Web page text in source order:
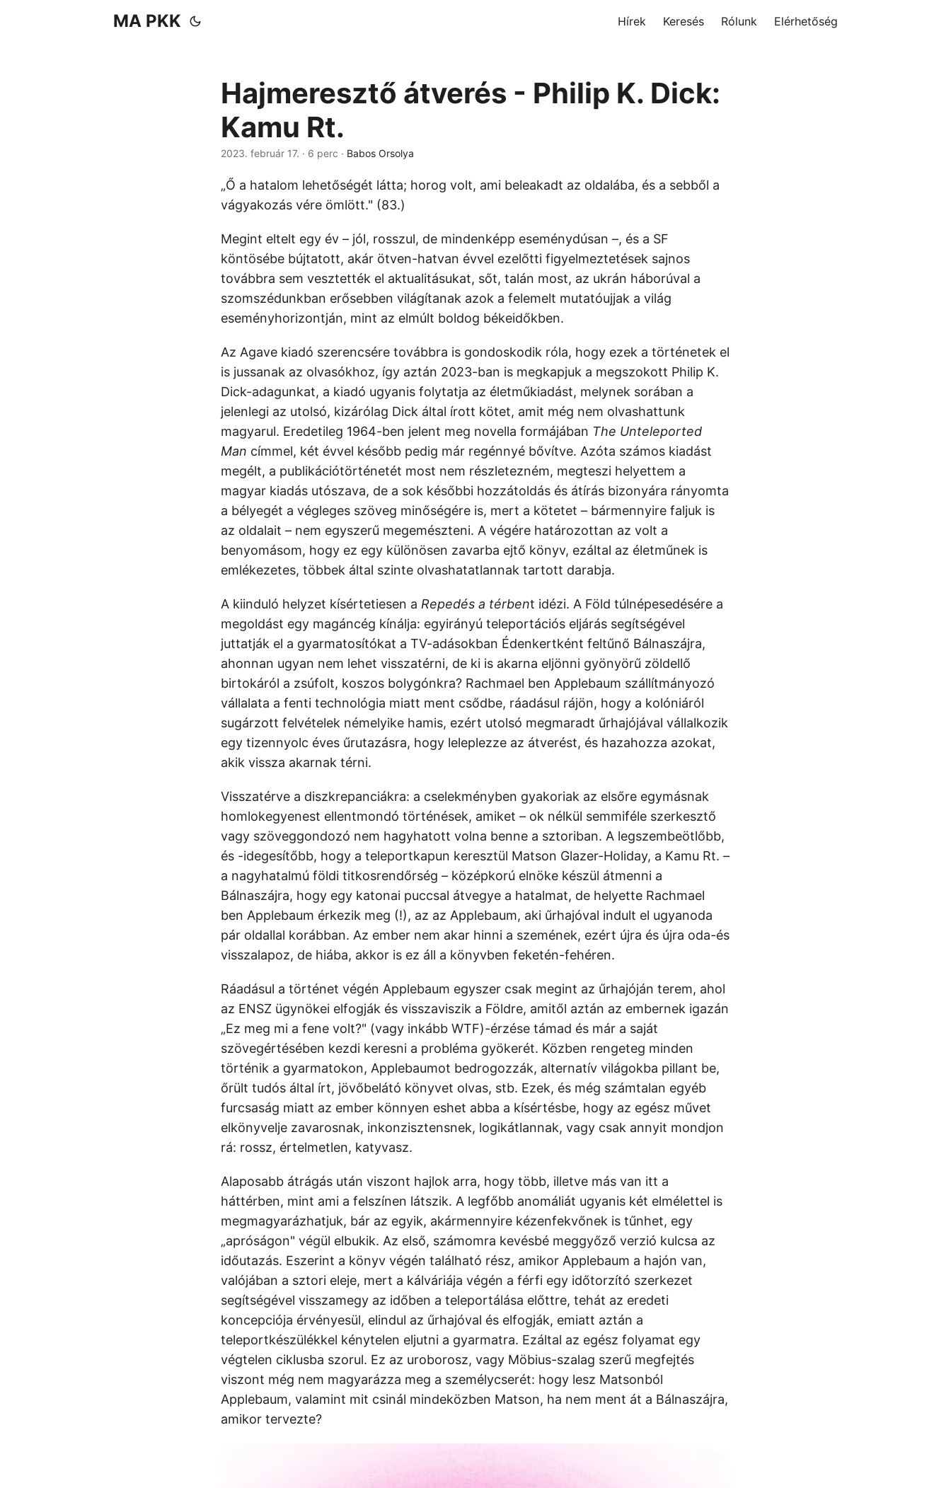
MA PKK Hírek Keresés Rólunk Elérhetőség
Hajmeresztő átverés - Philip K. Dick:
Kamu Rt.
2023. február 17. · 6 perc · Babos Orsolya
„Ő a hatalom lehetőségét látta; horog volt, ami beleakadt az oldalába, és a sebből a
vágyakozás vére ömlött." (83.)
Megint eltelt egy év – jól, rosszul, de mindenképp eseménydúsan –, és a SF
köntösébe bújtatott, akár ötven-hatvan évvel ezelőtti figyelmeztetések sajnos
továbbra sem vesztették el aktualitásukat, sőt, talán most, az ukrán háborúval a
szomszédunkban erősebben világítanak azok a felemelt mutatóujjak a világ
eseményhorizontján, mint az elmúlt boldog békeidőkben.
Az Agave kiadó szerencsére továbbra is gondoskodik róla, hogy ezek a történetek el
is jussanak az olvasókhoz, így aztán 2023-ban is megkapjuk a megszokott Philip K.
Dick-adagunkat, a kiadó ugyanis folytatja az életműkiadást, melynek sorában a
jelenlegi az utolsó, kizárólag Dick által írott kötet, amit még nem olvashattunk
magyarul. Eredetileg 1964-ben jelent meg novella formájában The Unteleported
Man címmel, két évvel később pedig már regénnyé bővítve. Azóta számos kiadást
megélt, a publikációtörténetét most nem részletezném, megteszi helyettem a
magyar kiadás utószava, de a sok későbbi hozzátoldás és átírás bizonyára rányomta
a bélyegét a végleges szöveg minőségére is, mert a kötetet – bármennyire faljuk is
az oldalait – nem egyszerű megemészteni. A végére határozottan az volt a
benyomásom, hogy ez egy különösen zavarba ejtő könyv, ezáltal az életműnek is
emlékezetes, többek által szinte olvashatatlannak tartott darabja.
A kiinduló helyzet kísértetiesen a Repedés a térbent idézi. A Föld túlnépesedésére a
megoldást egy magáncég kínálja: egyirányú teleportációs eljárás segítségével
juttatják el a gyarmatosítókat a TV-adásokban Édenkertként feltűnő Bálnaszájra,
ahonnan ugyan nem lehet visszatérni, de ki is akarna eljönni gyönyörű zöldellő
birtokáról a zsúfolt, koszos bolygónkra? Rachmael ben Applebaum szállítmányozó
vállalata a fenti technológia miatt ment csődbe, ráadásul rájön, hogy a kolóniáról
sugárzott felvételek némelyike hamis, ezért utolsó megmaradt űrhajójával vállalkozik
egy tizennyolc éves űrutazásra, hogy leleplezze az átverést, és hazahozza azokat,
akik vissza akarnak térni.
Visszatérve a diszkrepanciákra: a cselekményben gyakoriak az elsőre egymásnak
homlokegyenest ellentmondó történések, amiket – ok nélkül semmiféle szerkesztő
vagy szöveggondozó nem hagyhatott volna benne a sztoriban. A legszembeötlőbb,
és -idegesítőbb, hogy a teleportkapun keresztül Matson Glazer-Holiday, a Kamu Rt. –
a nagyhatalmú földi titkosrendőrség – középkorú elnöke készül átmenni a
Bálnaszájra, hogy egy katonai puccsal átvegye a hatalmat, de helyette Rachmael
ben Applebaum érkezik meg (!), az az Applebaum, aki űrhajóval indult el ugyanoda
pár oldallal korábban. Az ember nem akar hinni a szemének, ezért újra és újra oda-és
visszalapoz, de hiába, akkor is ez áll a könyvben feketén-fehéren.
Ráadásul a történet végén Applebaum egyszer csak megint az űrhajóján terem, ahol
az ENSZ ügynökei elfogják és visszaviszik a Földre, amitől aztán az embernek igazán
„Ez meg mi a fene volt?" (vagy inkább WTF)-érzése támad és már a saját
szövegértésében kezdi keresni a probléma gyökerét. Közben rengeteg minden
történik a gyarmatokon, Applebaumot bedrogozzák, alternatív világokba pillant be,
őrült tudós által írt, jövőbelátó könyvet olvas, stb. Ezek, és még számtalan egyéb
furcsaság miatt az ember könnyen eshet abba a kísértésbe, hogy az egész művet
elkönyvelje zavarosnak, inkonzisztensnek, logikátlannak, vagy csak annyit mondjon
rá: rossz, értelmetlen, katyvasz.
Alaposabb átrágás után viszont hajlok arra, hogy több, illetve más van itt a
háttérben, mint ami a felszínen látszik. A legfőbb anomáliát ugyanis két elmélettel is
megmagyarázhatjuk, bár az egyik, akármennyire kézenfekvőnek is tűnhet, egy
„apróságon" végül elbukik. Az első, számomra kevésbé meggyőző verzió kulcsa az
időutazás. Eszerint a könyv végén található rész, amikor Applebaum a hajón van,
valójában a sztori eleje, mert a kálváriája végén a férfi egy időtorzító szerkezet
segítségével visszamegy az időben a teleportálása előttre, tehát az eredeti
koncepciója érvényesül, elindul az űrhajóval és elfogják, emiatt aztán a
teleportkészülékkel kénytelen eljutni a gyarmatra. Ezáltal az egész folyamat egy
végtelen ciklusba szorul. Ez az uroborosz, vagy Möbius-szalag szerű megfejtés
viszont még nem magyarázza meg a személycserét: hogy lesz Matsonból
Applebaum, valamint mit csinál mindeközben Matson, ha nem ment át a Bálnaszájra,
amikor tervezte?